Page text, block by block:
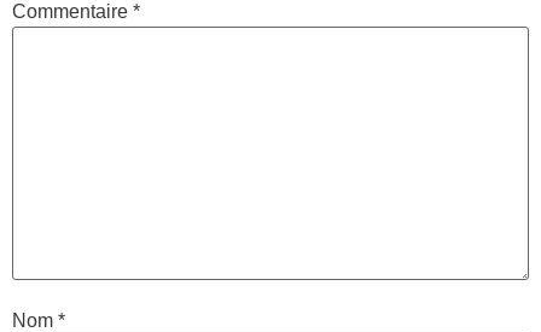
Commentaire *
Nom *